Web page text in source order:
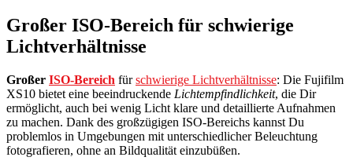
Großer ISO-Bereich für schwierige
Lichtverhältnisse
Großer ISO-Bereich fürschwierige Lichtverhältnisse: Die Fujifilm
XS10 bietet eine beeindruckende Lichtempfindlichkeit, die Dir
ermöglicht, auch bei wenig Licht klare und detaillierte Aufnahmen
zu machen. Dank des großzügigen ISO-Bereichs kannst Du
problemlos in Umgebungen mit unterschiedlicher Beleuchtung
fotografieren, ohne an Bildqualität einzubüßen.